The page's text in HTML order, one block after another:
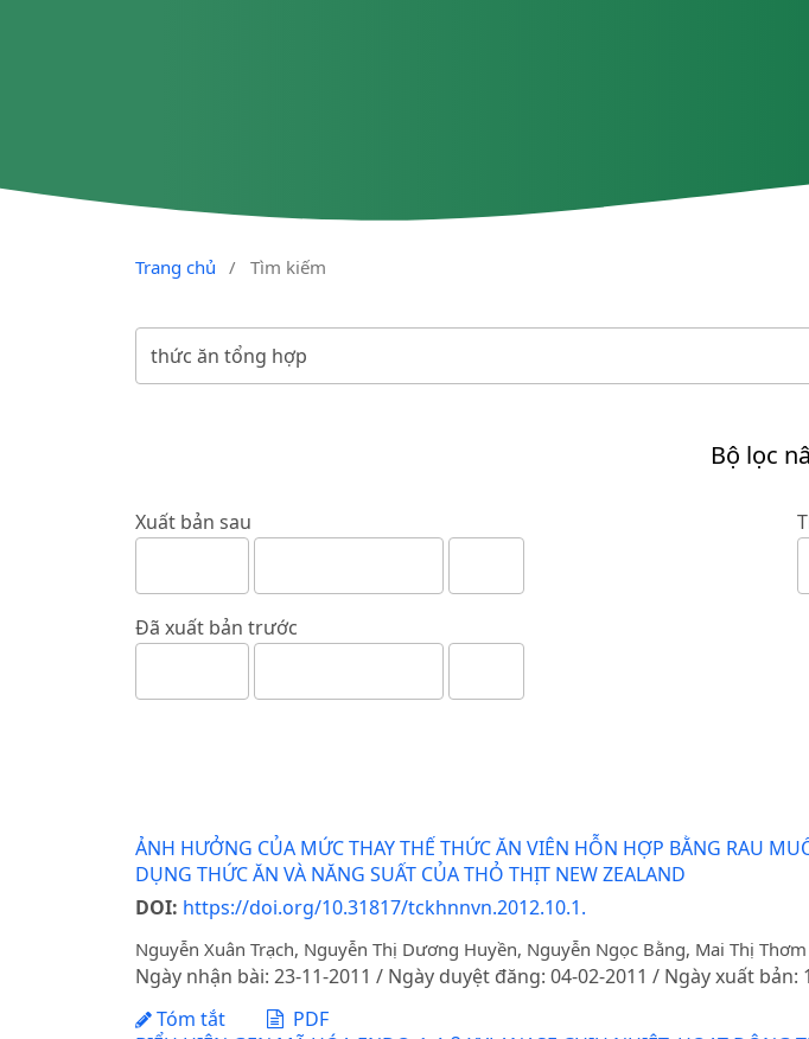
Trang chủ / Tìm kiếm
Bộ lọc
Xuất bản sau
Đã xuất bản trước
ẢNH HƯỞNG CỦA MỨC THAY THẾ THỨC ĂN VIÊN HỖN HỢP BẰNG RAU
DỤNG THỨC ĂN VÀ NĂNG SUẤT CỦA THỎ THỊT NEW ZEALAND
DOI: https://doi.org/10.31817/tckhnnvn.2012.10.1.
Nguyễn Xuân Trạch, Nguyễn Thị Dương Huyền, Nguyễn Ngọc Bằng, Mai Thị Thơm
Ngày nhận bài: 23-11-2011 / Ngày duyệt đăng: 04-02-2011 / Ngày xuất bản:
Tóm tắt
PDF